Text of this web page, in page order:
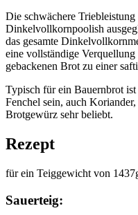
Die schwächere
Dinkelvollkornpoolish
das gesamte
eine vollständige
gebackenen Brot zu einer
Typisch für ein Bauernbrot
Fenchel sein, auch
Brotgewürz sehr beliebt.
Rezept
für ein Teiggewicht von
Sauerteig: